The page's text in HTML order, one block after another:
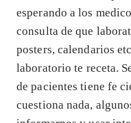
esperando a los
consulta de que
posters, calendarios
laboratorio te receta.
de pacientes tiene fe
cuestiona nada,